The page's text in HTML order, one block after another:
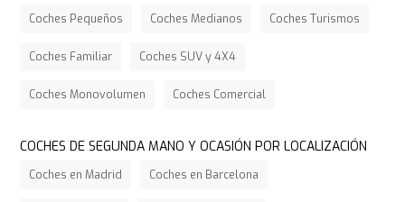
Coches Pequeños Coches Medianos Coches Turismos
Coches Familiar Coches SUV y 4X4
Coches Monovolumen Coches Comercial
COCHES DE SEGUNDA MANO Y OCASIÓN POR LOCALIZACIÓN
Coches en Madrid Coches en Barcelona